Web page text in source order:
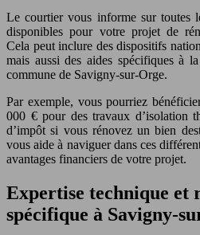
Le courtier vous informe sur toutes
disponibles pour votre projet de
Cela peut inclure des dispositifs
mais aussi des aides spécifiques à
commune de Savigny-sur-Orge.
Par exemple, vous pourriez
000 € pour des travaux d’isolation
d’impôt si vous rénovez un bien
vous aide à naviguer dans ces
avantages financiers de votre projet.
Expertise technique et
spécifique à Savigny-